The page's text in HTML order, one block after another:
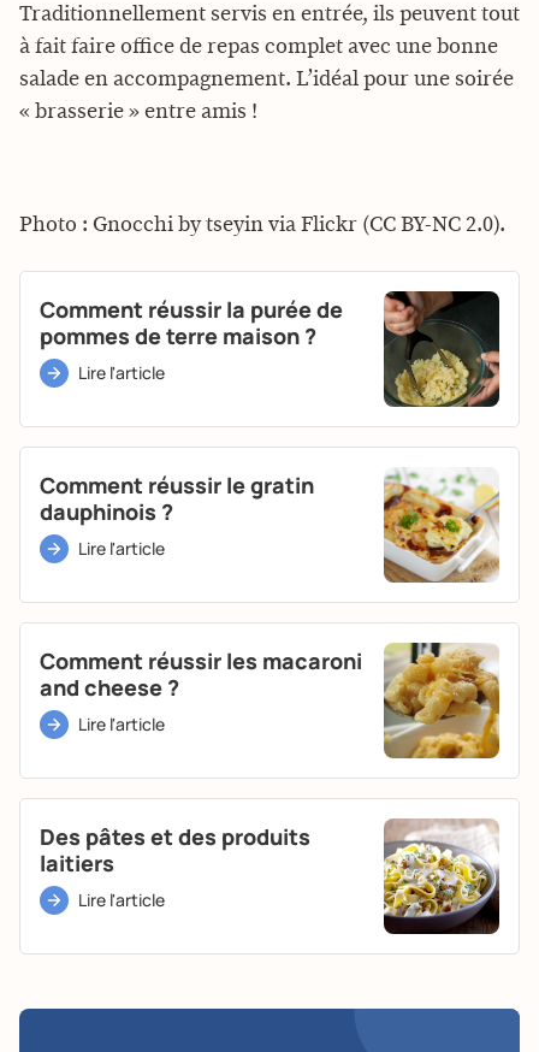
Traditionnellement servis en entrée, ils peuvent tout
à fait faire office de repas complet avec une bonne
salade en accompagnement. L’idéal pour une soirée
« brasserie » entre amis !
Photo : Gnocchi by tseyin via Flickr (CC BY-NC 2.0).
Comment réussir la purée de
pommes de terre maison ?
Lire l'article
Comment réussir le gratin
dauphinois ?
Lire l'article
Comment réussir les macaroni
and cheese ?
Lire l'article
Des pâtes et des produits
laitiers
Lire l'article